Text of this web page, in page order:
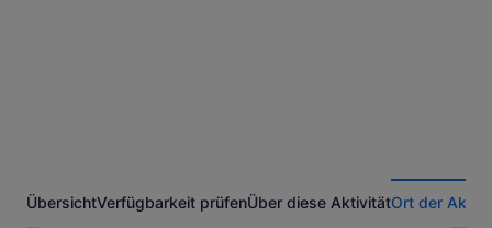
ÜbersichtVerfügbarkeit prüfenÜber diese AktivitätOrt der